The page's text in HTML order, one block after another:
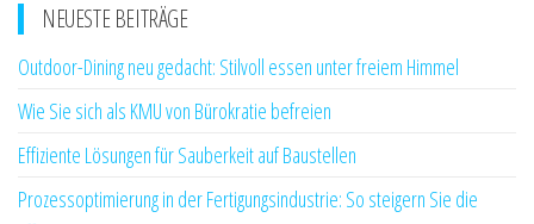
NEUESTE BEITRÄGE
Outdoor-Dining neu gedacht: Stilvoll essen unter freiem Himmel
Wie Sie sich als KMU von Bürokratie befreien
Effiziente Lösungen für Sauberkeit auf Baustellen
Prozessoptimierung in der Fertigungsindustrie: So steigern Sie die